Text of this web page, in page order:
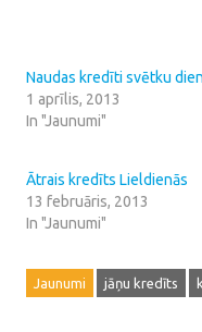
Naudas kredīti svētku
1 aprīlis, 2013
In "Jaunumi"
Ātrais kredīts Lieldienās
13 februāris, 2013
In "Jaunumi"
Jaunumi jāņu kredīts